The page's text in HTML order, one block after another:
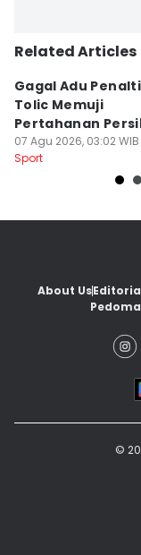
Related Articles
Gagal Adu
Tolic Memuji
Pertahanan
Solid
07 Agu 2026, 03:02 WIB
Sport
About Us
©